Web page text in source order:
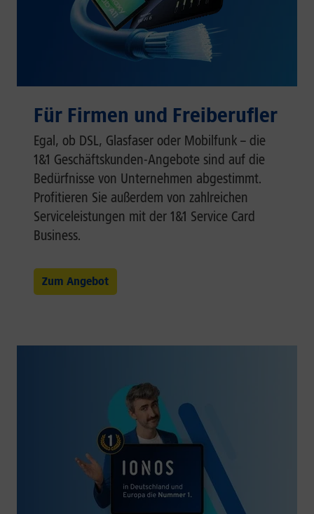
Für Firmen und Freiberufler
Egal, ob DSL, Glasfaser oder Mobilfunk – die
1&1 Geschäftskunden-Angebote sind auf die
Bedürfnisse von Unternehmen abgestimmt.
Profitieren Sie außerdem von zahlreichen
Serviceleistungen mit der 1&1 Service Card
Business.
Zum Angebot